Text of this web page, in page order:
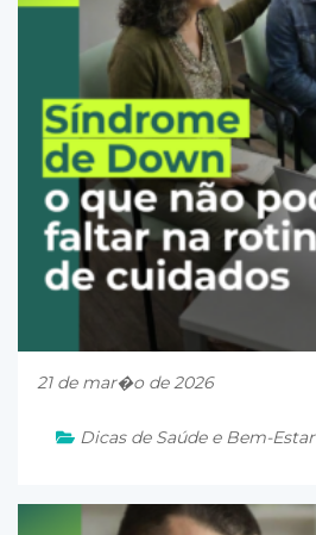
21 de mar�o de 2026
Dicas de Saúde e Bem-Estar